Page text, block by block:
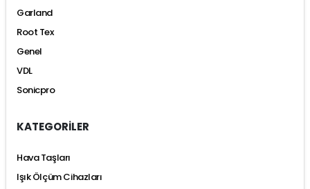
Garland
Root Tex
Genel
VDL
Sonicpro
KATEGORİLER
Hava Taşları
Işık Ölçüm Cihazları